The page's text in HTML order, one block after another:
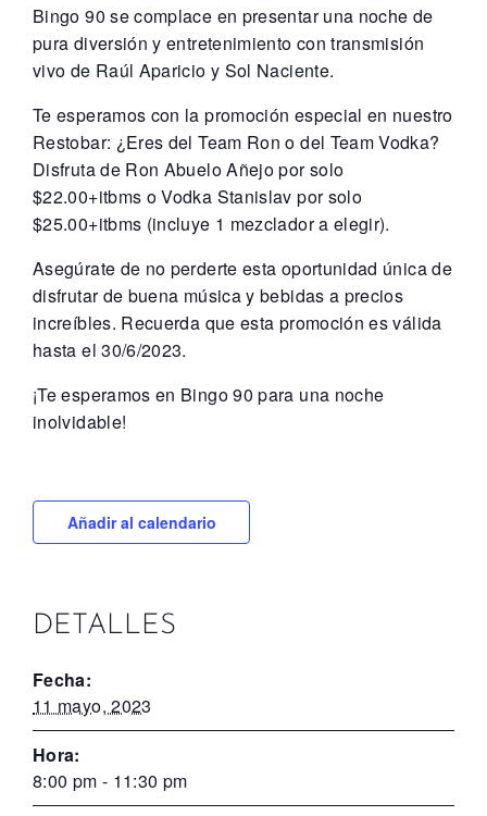
Bingo 90 se complace en presentar una noche de
pura diversión y entretenimiento con transmisión
vivo de Raúl Aparicio y Sol Naciente.
Te esperamos con la promoción especial en nuestro
Restobar: ¿Eres del Team Ron o del Team Vodka?
Disfruta de Ron Abuelo Añejo por solo
$22.00+itbms o Vodka Stanislav por solo
$25.00+itbms (incluye 1 mezclador a elegir).
Asegúrate de no perderte esta oportunidad única de
disfrutar de buena música y bebidas a precios
increíbles. Recuerda que esta promoción es válida
hasta el 30/6/2023.
¡Te esperamos en Bingo 90 para una noche
inolvidable!
Añadir al calendario
DETALLES
Fecha:
11 mayo, 2023
Hora:
8:00 pm - 11:30 pm